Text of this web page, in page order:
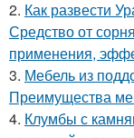
2. Как развести
Средство от
применения,
3. Мебель из
Преимущества
4. Клумбы с